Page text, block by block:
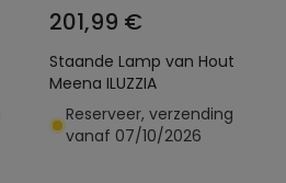
201,99 €
Staande Lamp van Hout
Meena ILUZZIA
Reserveer, verzending
vanaf 07/10/2026